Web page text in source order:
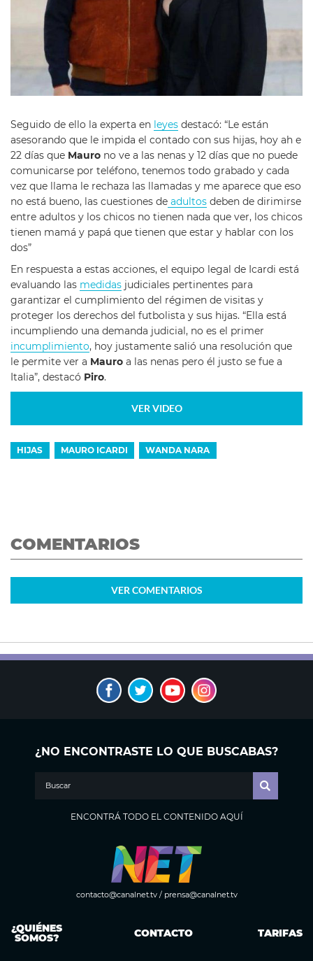
Seguido de ello la experta en leyes destacó: “Le están
asesorando que le impida el contado con sus hijas, hoy ah e
22 días que Mauro no ve a las nenas y 12 días que no puede
comunicarse por teléfono, tenemos todo grabado y cada
vez que llama le rechaza las llamadas y me aparece que eso
no está bueno, las cuestiones de adultos deben de dirimirse
entre adultos y los chicos no tienen nada que ver, los chicos
tienen mamá y papá que tienen que estar y hablar con los
dos”
En respuesta a estas acciones, el equipo legal de Icardi está
evaluando las medidas judiciales pertinentes para
garantizar el cumplimiento del régimen de visitas y
proteger los derechos del futbolista y sus hijas. “Ella está
incumpliendo una demanda judicial, no es el primer
incumplimiento, hoy justamente salió una resolución que
le permite ver a Mauro a las nenas pero él justo se fue a
Italia”, destacó Piro.
VER VIDEO
HIJAS MAURO ICARDI WANDA NARA
COMENTARIOS
VER COMENTARIOS
¿NO ENCONTRASTE LO QUE BUSCABAS?
ENCONTRÁ TODO EL CONTENIDO AQUÍ
contacto@canalnet.tv/ prensa@canalnet.tv
¿QUIÉNES
SOMOS? CONTACTO TARIFAS